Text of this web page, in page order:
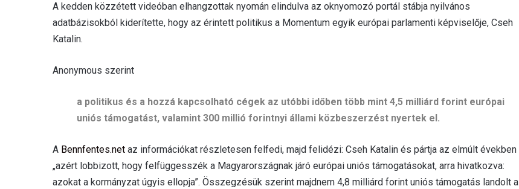
A kedden közzétett videóban elhangzottak nyomán elindulva az oknyomozó portál stábja nyilvános
adatbázisokból kiderítette, hogy az érintett politikus a Momentum egyik európai parlamenti képviselője, Cseh
Katalin.
Anonymous szerint
a politikus és a hozzá kapcsolható cégek az utóbbi időben több mint 4,5 milliárd forint európai
uniós támogatást, valamint 300 millió forintnyi állami közbeszerzést nyertek el.
A Bennfentes.net az információkat részletesen felfedi, majd felidézi: Cseh Katalin és pártja az elmúlt években
„azért lobbizott, hogy felfüggesszék a Magyarországnak járó európai uniós támogatásokat, arra hivatkozva:
azokat a kormányzat úgyis ellopja”. Összegzésük szerint majdnem 4,8 milliárd forint uniós támogatás landolt a